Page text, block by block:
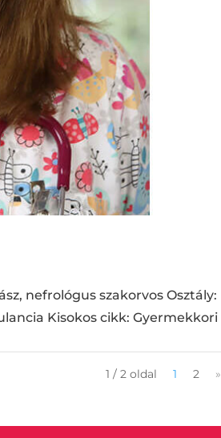
nefrológus szakorvos Osztály:
Kisokos cikk: Gyermekkori
1 / 2 oldal 1 2 »